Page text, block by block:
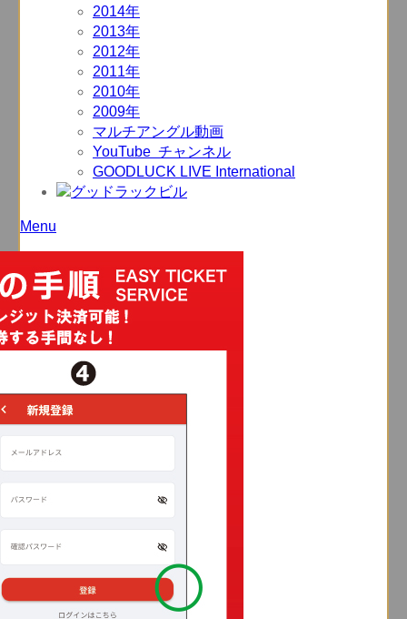
2014年
2013年
2012年
2011年
2010年
2009年
マルチアングル動画
YouTube チャンネル
GOODLUCK LIVE International
Menu